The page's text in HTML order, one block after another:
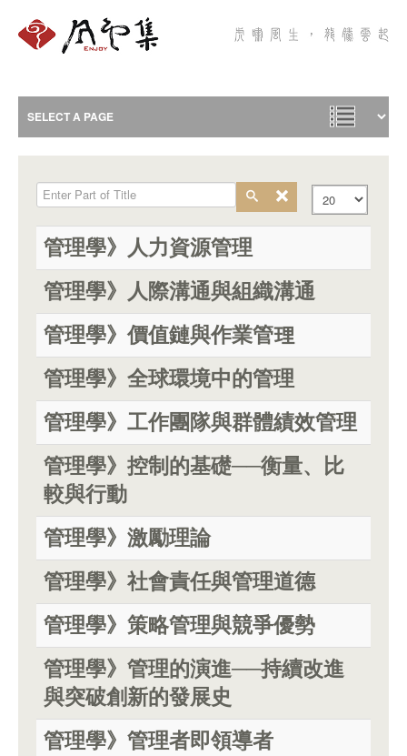
Enter Part of Title
管理學》人力資源管理
管理學》人際溝通與組織溝通
管理學》價值鏈與作業管理
管理學》全球環境中的管理
管理學》工作團隊與群體績效管理
管理學》控制的基礎──衡量、比
較與行動
管理學》激勵理論
管理學》社會責任與管理道德
管理學》策略管理與競爭優勢
管理學》管理的演進──持續改進
與突破創新的發展史
管理學》管理者即領導者